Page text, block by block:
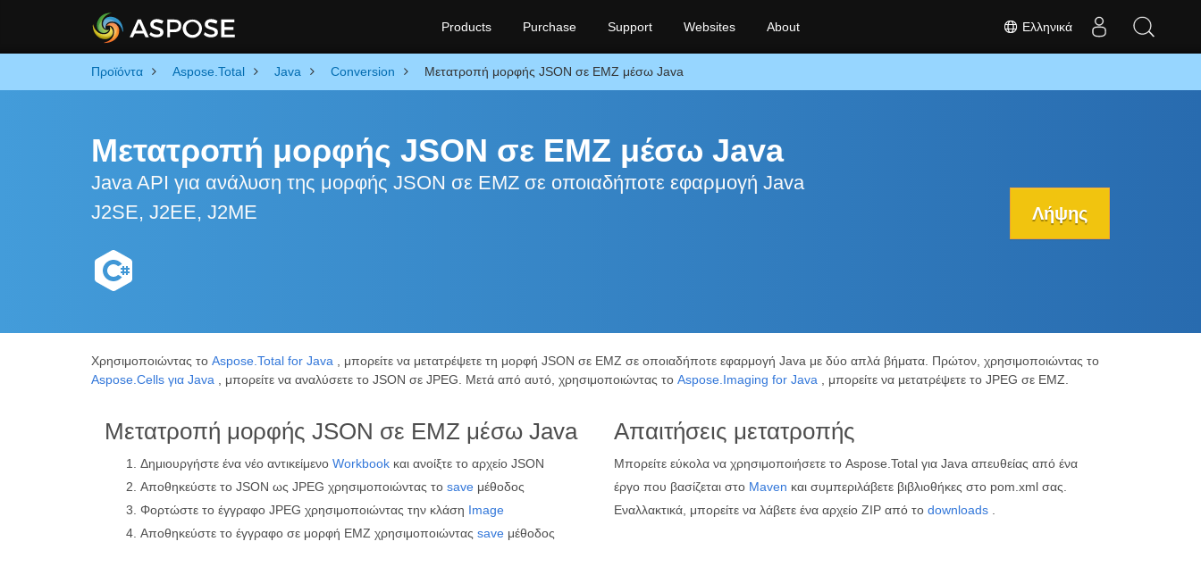
Ελληνικά
Products Purchase Support Websites About
Προϊόντα Aspose.Total Java Conversion Μετατροπή μορφής JSON σε EMZ μέσω Java
Μετατροπή μορφής JSON σε EMZ μέσω Java
Java API για ανάλυση της μορφής JSON σε EMZ σε οποιαδήποτε εφαρμογή Java
J2SE, J2EE, J2ME
Λήψης
Χρησιμοποιώντας το Aspose.Total for Java , μπορείτε να μετατρέψετε τη μορφή JSON σε EMZ σε οποιαδήποτε εφαρμογή Java με δύο απλά βήματα. Πρώτον, χρησιμοποιώντας το
Aspose.Cells για Java , μπορείτε να αναλύσετε το JSON σε JPEG. Μετά από αυτό, χρησιμοποιώντας το Aspose.Imaging for Java , μπορείτε να μετατρέψετε το JPEG σε EMZ.
Μετατροπή μορφής JSON σε EMZ μέσω Java
Δημιουργήστε ένα νέο αντικείμενο Workbook και ανοίξτε το αρχείο JSON
Αποθηκεύστε το JSON ως JPEG χρησιμοποιώντας το save μέθοδος
Φορτώστε το έγγραφο JPEG χρησιμοποιώντας την κλάση Image
Αποθηκεύστε το έγγραφο σε μορφή EMZ χρησιμοποιώντας save μέθοδος
Απαιτήσεις μετατροπής
Μπορείτε εύκολα να χρησιμοποιήσετε το Aspose.Total για Java απευθείας από ένα
έργο που βασίζεται στο Maven και συμπεριλάβετε βιβλιοθήκες στο pom.xml σας.
Εναλλακτικά, μπορείτε να λάβετε ένα αρχείο ZIP από το downloads